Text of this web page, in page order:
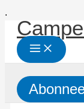
.
naar
inhoud